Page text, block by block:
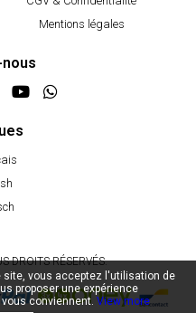
Mentions légales
DROITS RÉSERVÉS.
site, vous acceptez l'utilisation de
proposer une expérience
conviennent. View more